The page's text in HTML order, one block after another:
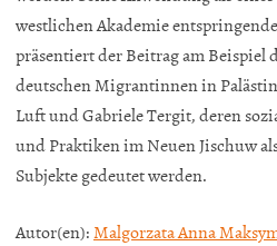
westlichen Akademie
präsentiert der Beitrag am Beispiel
deutschen Migrantinnen in
Luft und Gabriele Tergit, deren
und Praktiken im Neuen Jischuw
Subjekte gedeutet werden.
Autor(en):Malgorzata Anna